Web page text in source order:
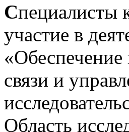
Специалисты
участие в
связи и
Область